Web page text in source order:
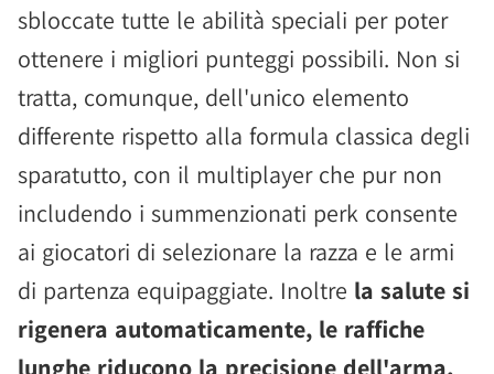
sbloccate tutte le abilità speciali per poter
ottenere i migliori punteggi possibili. Non si
tratta, comunque, dell'unico elemento
differente rispetto alla formula classica degli
sparatutto, con il multiplayer che pur non
includendo i summenzionati perk consente
ai giocatori di selezionare la razza e le armi
di partenza equipaggiate. Inoltre la salute si
rigenera automaticamente, le raffiche
lunghe riducono la precisione dell'arma,